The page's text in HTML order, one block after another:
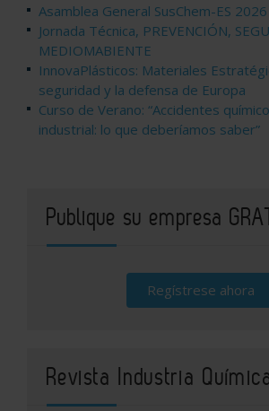
Asamblea General SusChem-ES 2026
Jornada Técnica, PREVENCIÓN,
MEDIOMABIENTE
InnovaPlásticos: Materiales
seguridad y la defensa de Europa
Curso de Verano: “Accidentes
industrial: lo que deberíamos saber”
Publique su empresa
Regístrese ahora
Revista Industria